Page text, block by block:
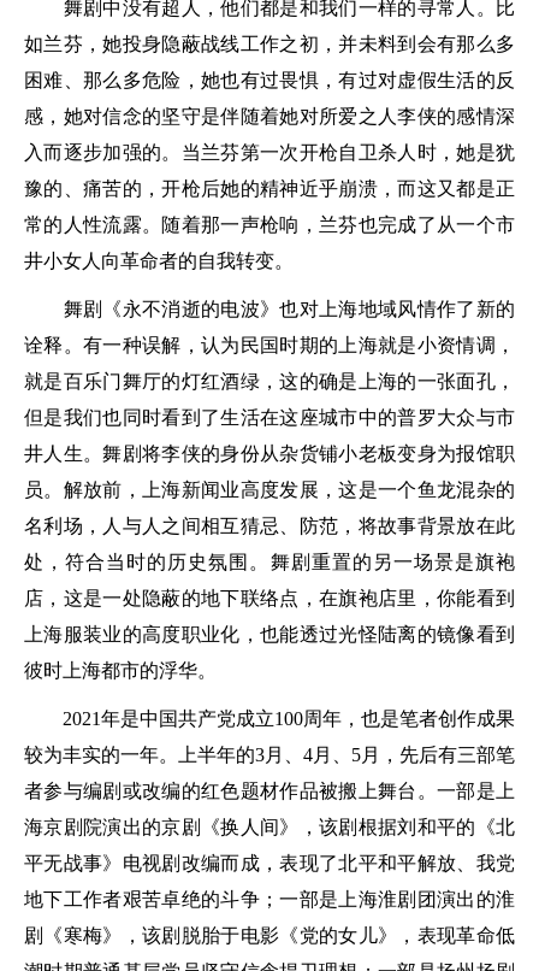
舞剧中没有超人，他们都是和我们一样的寻常人。比
如兰芬，她投身隐蔽战线工作之初，并未料到会有那么多
困难、那么多危险，她也有过畏惧，有过对虚假生活的反
感，她对信念的坚守是伴随着她对所爱之人李侠的感情深
入而逐步加强的。当兰芬第一次开枪自卫杀人时，她是犹
豫的、痛苦的，开枪后她的精神近乎崩溃，而这又都是正
常的人性流露。随着那一声枪响，兰芬也完成了从一个市
井小女人向革命者的自我转变。
舞剧《永不消逝的电波》也对上海地域风情作了新的
诠释。有一种误解，认为民国时期的上海就是小资情调，
就是百乐门舞厅的灯红酒绿，这的确是上海的一张面孔，
但是我们也同时看到了生活在这座城市中的普罗大众与市
井人生。舞剧将李侠的身份从杂货铺小老板变身为报馆职
员。解放前，上海新闻业高度发展，这是一个鱼龙混杂的
名利场，人与人之间相互猜忌、防范，将故事背景放在此
处，符合当时的历史氛围。舞剧重置的另一场景是旗袍
店，这是一处隐蔽的地下联络点，在旗袍店里，你能看到
上海服装业的高度职业化，也能透过光怪陆离的镜像看到
彼时上海都市的浮华。
2021年是中国共产党成立100周年，也是笔者创作成果
较为丰实的一年。上半年的3月、4月、5月，先后有三部笔
者参与编剧或改编的红色题材作品被搬上舞台。一部是上
海京剧院演出的京剧《换人间》，该剧根据刘和平的《北
平无战事》电视剧改编而成，表现了北平和平解放、我党
地下工作者艰苦卓绝的斗争；一部是上海淮剧团演出的淮
剧《寒梅》，该剧脱胎于电影《党的女儿》，表现革命低